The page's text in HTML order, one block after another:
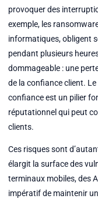
provoquer des
exemple, les
informatiques, obligent
pendant plusieurs
dommageable : une
de la confiance client.
confiance est un pilier
réputationnel qui peut
clients.
Ces risques sont
élargit la surface des
terminaux mobiles, des
impératif de maintenir